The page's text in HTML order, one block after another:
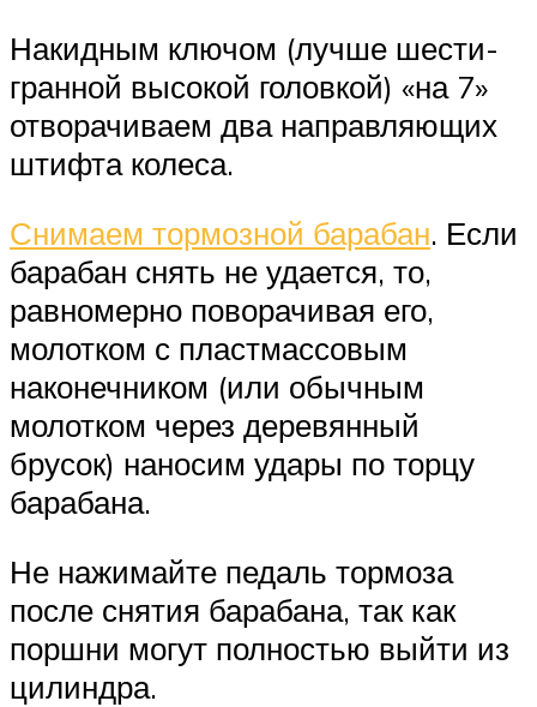
Накидным ключом (лучше шести­
гранной высокой головкой) «на 7»
отворачиваем два направляющих
штифта колеса.
Снимаем тормозной барабан. Если
барабан снять не удается, то,
равномерно поворачивая его,
молот­ком с пластмассовым
наконечником (или обычным
молотком через дере­вянный
брусок) наносим удары по торцу
барабана.
Не нажимайте педаль тор­моза
после снятия бараба­на, так как
поршни могут пол­ностью выйти из
цилиндра.